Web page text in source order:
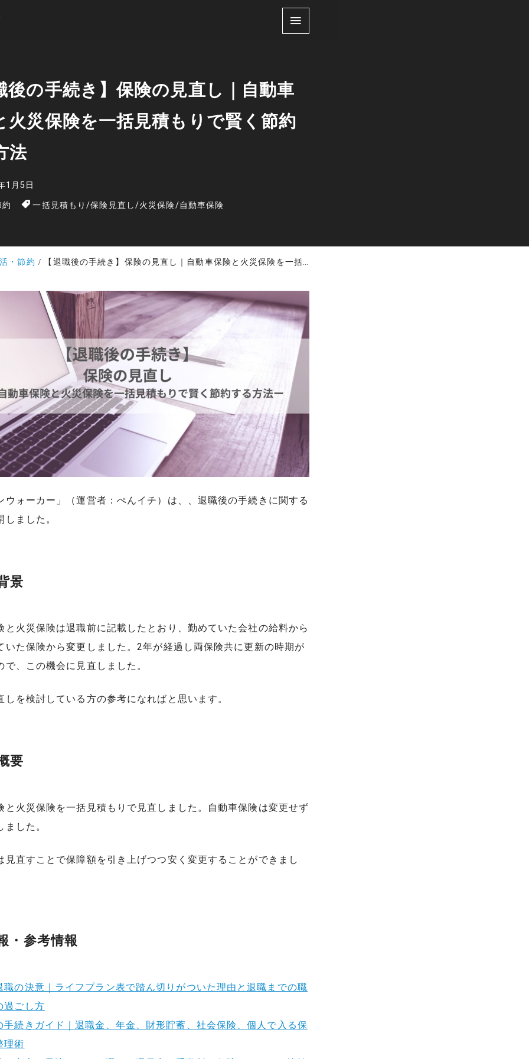
後の手続き】保険の見直し｜自動車
火災保険を一括見積もりで賢く節約
法
1月5日
一括見積もり/保険見直し/火災保険/自動車保険
・節約 【退職後の手続き】保険の見直し｜自動車保険と火災保険を一括見積もりで賢く節約する方法
ウォーカー」（運営者：ぺんイチ）は、、退職後の手続きに関する
しました。
景
と火災保険は退職前に記載したとおり、勤めていた会社の給料から
いた保険から変更しました。2年が経過し両保険共に更新の時期が
で、この機会に見直しました。
しを検討している方の参考になればと思います。
要
と火災保険を一括見積もりで見直しました。自動車保険は変更せず
した。
見直すことで保障額を引き上げつつ安く変更することができまし
・参考情報
職の決意｜ライフプラン表で踏ん切りがついた理由と退職までの職
過ごし方
手続きガイド｜退職金、年金、財形貯蓄、社会保険、個人で入る保
理術